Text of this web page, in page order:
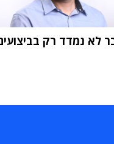
לא נמדד רק